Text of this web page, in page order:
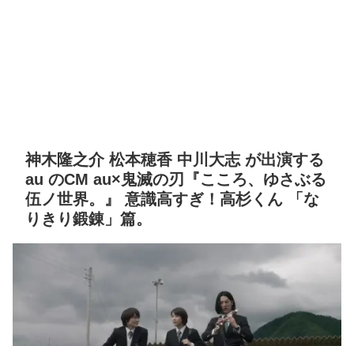
神木隆之介 松本穂香 中川大志 が出演する
au のCM au×鬼滅の刃『こころ、ゆさぶる
伍ノ世界。』 意識高すぎ！高杉くん 「な
りきり鍛錬」篇。